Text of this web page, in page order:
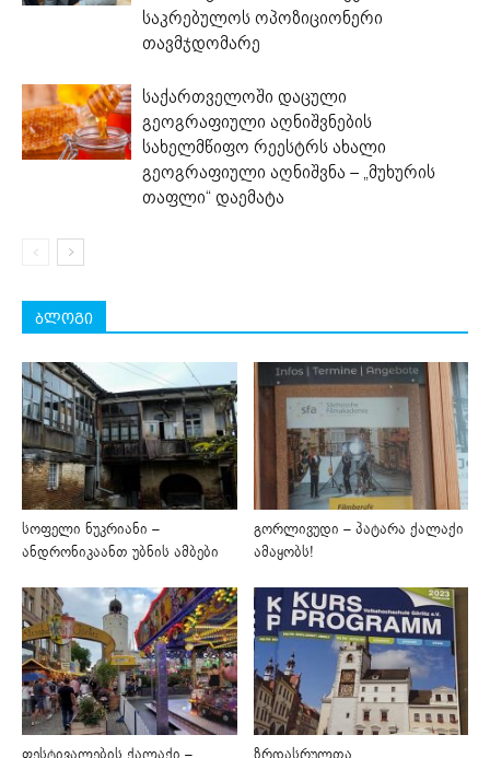
საკრებულოს ოპოზიციონერი
თავმჯდომარე
საქართველოში დაცული
გეოგრაფიული აღნიშვნების
სახელმწიფო რეესტრს ახალი
გეოგრაფიული აღნიშვნა – „მუხურის
თაფლი“ დაემატა
ბლოგი
სოფელი ნუკრიანი –
ანდრონიკაანთ უბნის ამბები
გორლივუდი – პატარა ქალაქი
ამაყობს!